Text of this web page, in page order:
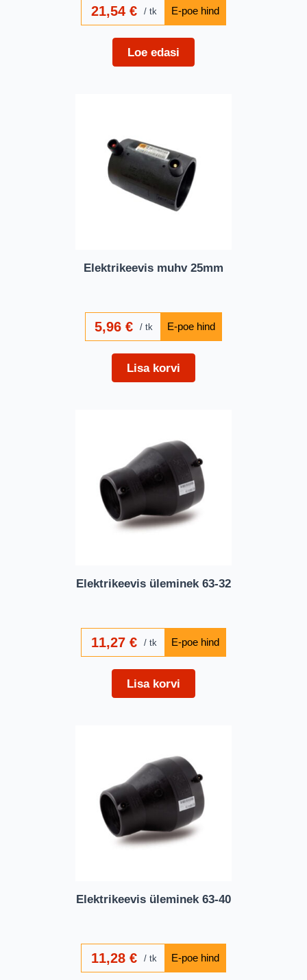
21,54 € tk
Loe edasi
Elektrikeevis muhv 25mm
5,96€ tk
Lisa korvi
Elektrikeevis üleminek 63-32
11,27 € tk
Lisa korvi
Elektrikeevis üleminek 63-40
11,28 € tk